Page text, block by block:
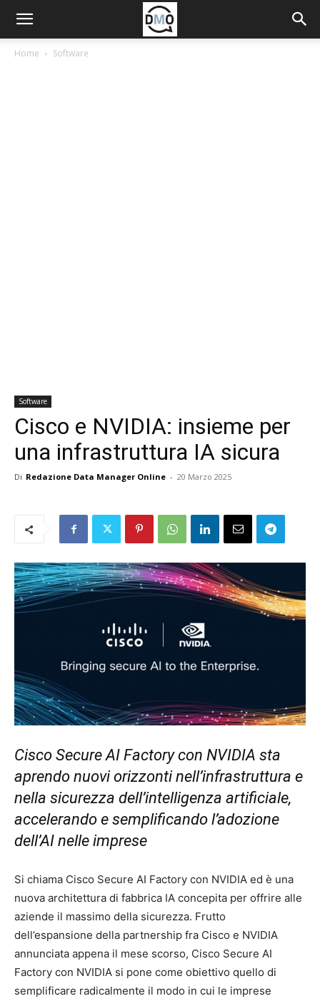
Home Software
Software
Cisco e NVIDIA: insieme per
una infrastruttura IA sicura
Di Redazione Data Manager Online - 20 Marzo 2025
Cisco Secure AI Factory con NVIDIA sta
aprendo nuovi orizzonti nell’infrastruttura e
nella sicurezza dell’intelligenza artificiale,
accelerando e semplificando l’adozione
dell’AI nelle imprese
Si chiama Cisco Secure AI Factory con NVIDIA ed è una
nuova architettura di fabbrica IA concepita per offrire alle
aziende il massimo della sicurezza. Frutto
dell’espansione della partnership fra Cisco e NVIDIA
annunciata appena il mese scorso, Cisco Secure AI
Factory con NVIDIA si pone come obiettivo quello di
semplificare radicalmente il modo in cui le imprese